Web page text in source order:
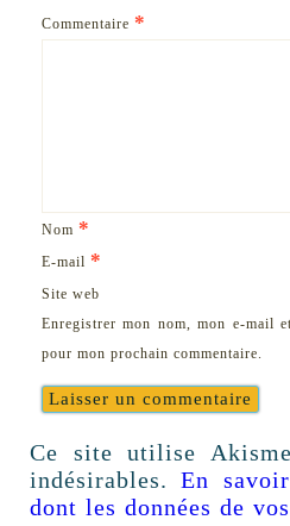
Commentaire *
Nom *
E-mail *
Site web
Enregistrer mon nom, mon e-mail
pour mon prochain commentaire.
Ce site utilise
indésirables.En
dont les données de